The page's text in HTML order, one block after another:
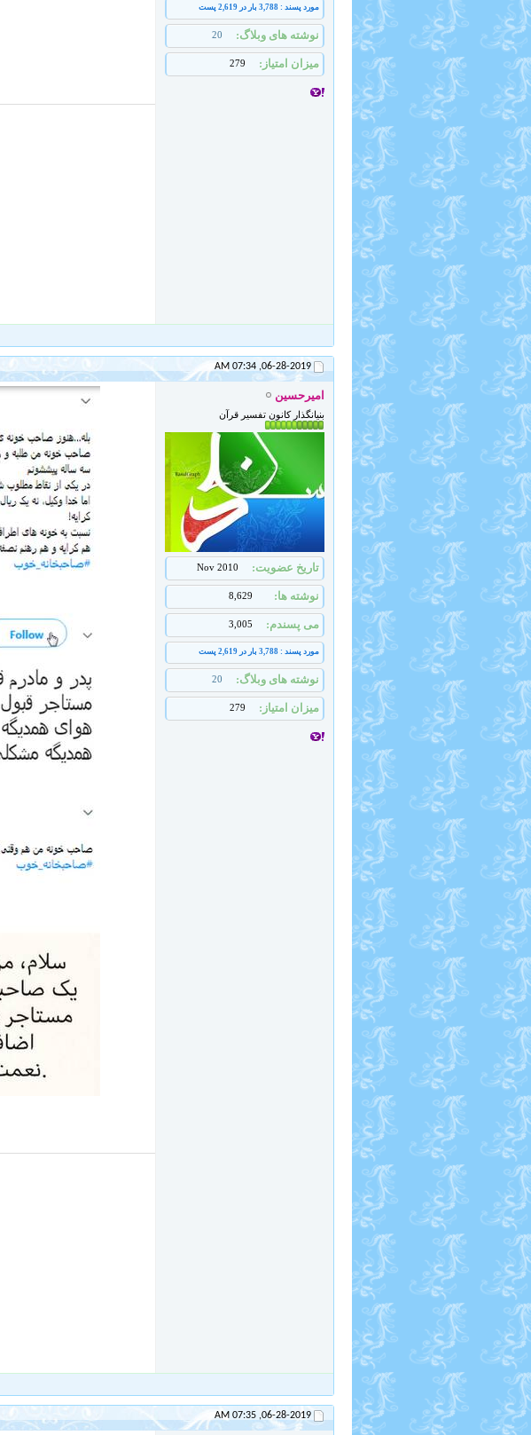
مورد پسند : 3,788 بار در 2,619 پست
نوشته های وبلاگ 20
میزان امتیاز 279
06-28-2019,
07:34 AM
امیرحسین
بنیانگذار کانون تفسیر قرآن
تاریخ عضویت Nov 2010
نوشته ها 8,629
می پسندم 3,005
مورد پسند : 3,788 بار در 2,619 پست
نوشته های وبلاگ 20
میزان امتیاز 279
06-28-2019,
07:35 AM